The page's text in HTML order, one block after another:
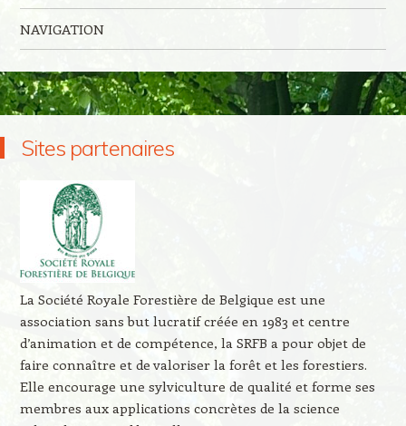
NAVIGATION
Sites partenaires
La Société Royale Forestière de Belgique est une
association sans but lucratif créée en 1983 et centre
d’animation et de compétence, la SRFB a pour objet de
faire connaître et de valoriser la forêt et les forestiers.
Elle encourage une sylviculture de qualité et forme ses
membres aux applications concrètes de la science